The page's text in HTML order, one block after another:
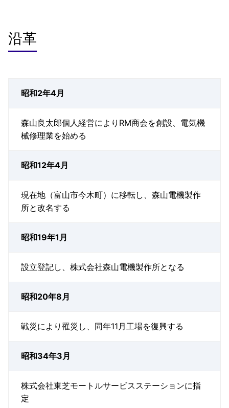
沿革
昭和2年4月
森山良太郎個人経営によりRM商会を創設、電気機
械修理業を始める
昭和12年4月
現在地（富山市今木町）に移転し、森山電機製作
所と改名する
昭和19年1月
設立登記し、株式会社森山電機製作所となる
昭和20年8月
戦災により罹災し、同年11月工場を復興する
昭和34年3月
株式会社東芝モートルサービスステーションに指
定